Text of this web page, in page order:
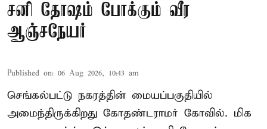
சனி தோஷம் போக்கும் வீர
ஆஞ்சநேயர்
Published on: 06 Aug 2026, 10:43 am
செங்கல்பட்டு நகரத்தின் மையப்பகுதியில்
அமைந்திருக்கிறது கோதண்டராமர் கோவில். மிக